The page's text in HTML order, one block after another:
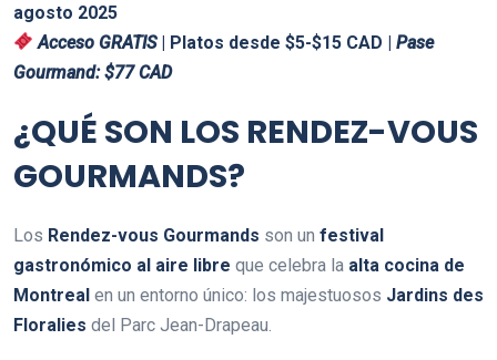
agosto 2025
Acceso GRATIS| Platos desde $5-$15 CAD |Pase
Gourmand: $77 CAD
¿QUÉ SON LOS RENDEZ-VOUS
GOURMANDS?
Los Rendez-vous Gourmands son un festival
gastronómico al aire libre que celebra la alta cocina de
Montreal en un entorno único: los majestuosos Jardins des
Floralies del Parc Jean-Drapeau.